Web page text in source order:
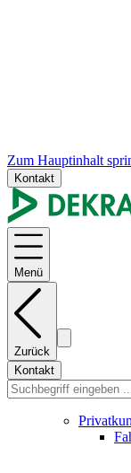
Zum Hauptinhalt
Kontakt
Menü
Zurück
Kontakt